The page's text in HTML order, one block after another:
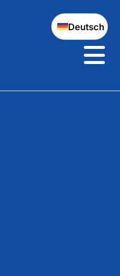
Deutsch